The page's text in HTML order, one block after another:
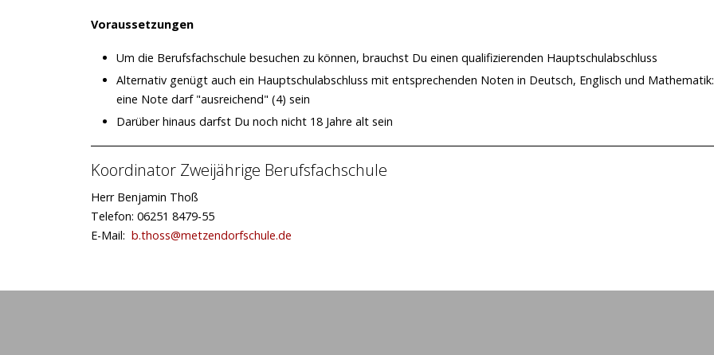
Voraussetzungen
Um die Berufsfachschule besuchen zu können, brauchst Du einen qualifizierenden Hauptschulabschluss
Alternativ genügt auch ein Hauptschulabschluss mit entsprechenden Noten in Deutsch, Englisch und
eine Note darf "ausreichend" (4) sein
Darüber hinaus darfst Du noch nicht 18 Jahre alt sein
Koordinator Zweijährige Berufsfachschule
Herr Benjamin Thoß
Telefon: 06251 8479-55
E-Mail: b.thoss@metzendorfschule.de